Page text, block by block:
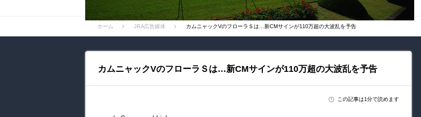
ホーム JRA広告媒体 カムニャックVのフローラＳは…新CMサインが110万超の大波乱を予告
カムニャックVのフローラＳは…新CMサインが110万超の大波乱を予告
この記事は1分で読めます